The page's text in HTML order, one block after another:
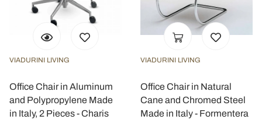
VIADURINI LIVING
Office Chair in Aluminum
and Polypropylene Made
in Italy, 2 Pieces - Charis
VIADURINI LIVING
Office Chair in Natural
Cane and Chromed Steel
Made in Italy - Formentera